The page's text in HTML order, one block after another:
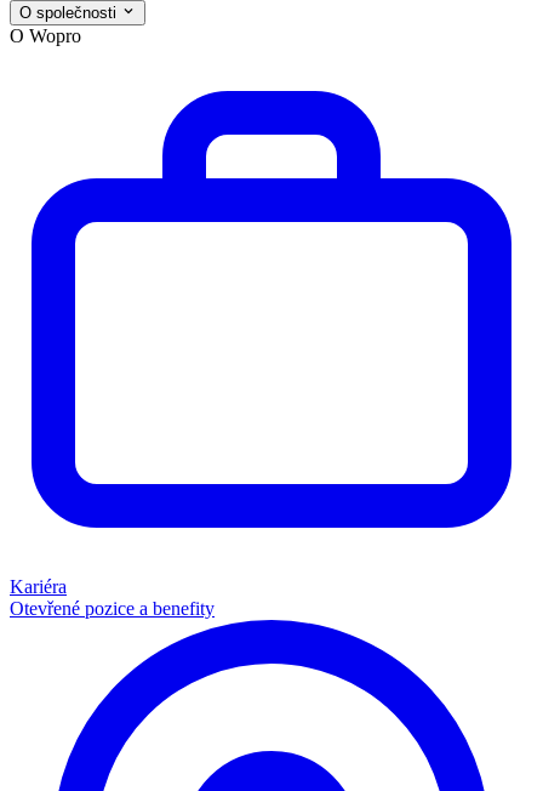
O společnosti
O Wopro
Kariéra
Otevřené pozice a benefity